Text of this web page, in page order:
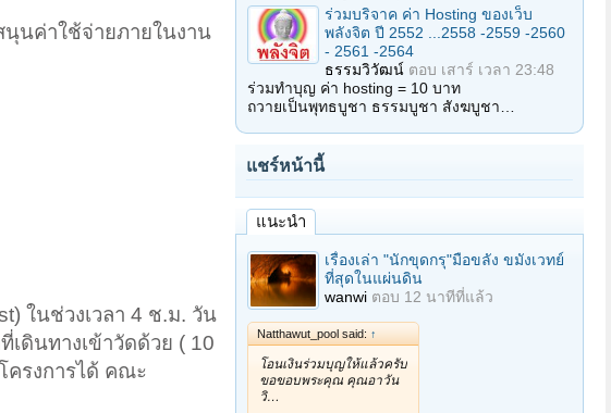
นค่าใช้จ่ายภายในงาน
ในช่วงเวลา 4 ช.ม. วัน
ดินทางเข้าวัดด้วย ( 10
ครงการได้ คณะ
ร่วมบริจาค ค่า Hosting ของเว็บ
พลังจิต ปี 2552 ...2558 -2559 -2560
- 2561 -2564
ธรรมวิวัฒน์ ตอบ เสาร์ เวลา 23:48
ร่วมทำบุญ ค่า hosting = 10 บาท
ถวายเป็นพุทธบูชา ธรรมบูชา สังฆบูชา…
แชร์หน้านี้
แนะนำ
เรื่องเล่า "นักขุดกรุ"มือขลัง ขมังเวทย์
ที่สุดในแผ่นดิน
wanwi ตอบ 12 นาทีที่แล้ว
Natthawut_pool said: ↑
โอนเงินร่วมบุญให้แล้วครับ
ขอขอบพระคุณ คุณอาวัน
วิ…